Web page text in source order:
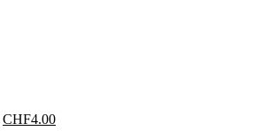
CHF4.00